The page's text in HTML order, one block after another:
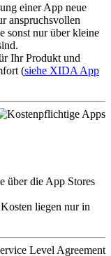
einer App neue
anspruchsvollen
sonst nur über kleine
Ihr Produkt und
(siehe XIDA App
über die App Stores
liegen nur in